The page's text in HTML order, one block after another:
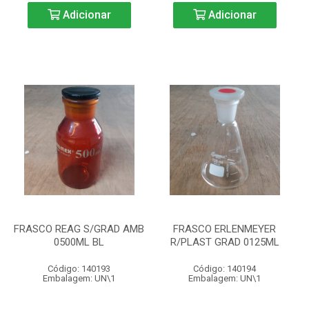
Adicionar Adicionar
FRASCO REAG S/GRAD AMB
0500ML BL
Código: 140193
Embalagem: UN\1
FRASCO ERLENMEYER
R/PLAST GRAD 0125ML
Código: 140194
Embalagem: UN\1